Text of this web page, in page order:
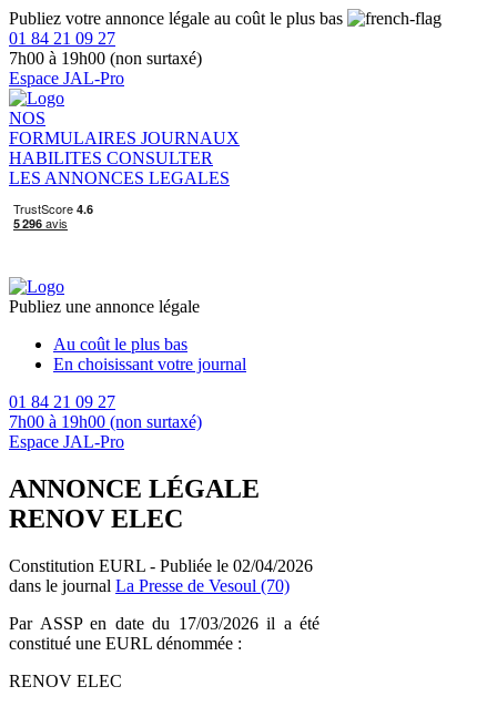
Publiez votre annonce légale au coût le plus bas
01 84 21 09 27
7h00 à 19h00 (non surtaxé)
Espace JAL-Pro
NOS
FORMULAIRES JOURNAUX
HABILITES CONSULTER
LES ANNONCES LEGALES
Publiez une annonce légale
Au coût le plus bas
En choisissant votre journal
01 84 21 09 27
7h00 à 19h00 (non surtaxé)
Espace JAL-Pro
ANNONCE LÉGALE
RENOV ELEC
Constitution EURL - Publiée le 02/04/2026
dans le journal La Presse de Vesoul (70)
Par ASSP en date du 17/03/2026 il a été
constitué une EURL dénommée :
RENOV ELEC